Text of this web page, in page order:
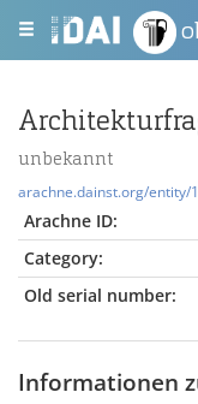
unbekannt
arachne.dainst.org/entity/
Arachne ID:
Category:
Old serial number:
Informationen